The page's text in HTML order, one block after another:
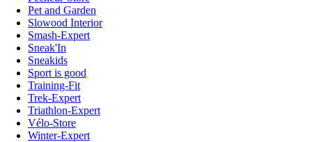
Pet and Garden
Slowood Interior
Smash-Expert
Sneak'In
Sneakids
Sport is good
Training-Fit
Trek-Expert
Triathlon-Expert
Vélo-Store
Winter-Expert